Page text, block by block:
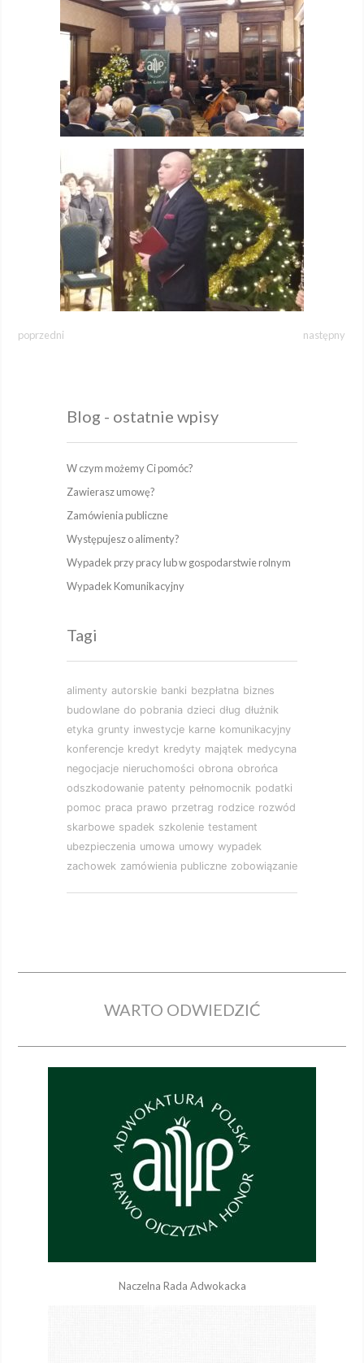
poprzedni następny
Blog - ostatnie wpisy
W czym możemy Ci pomóc?
Zawierasz umowę?
Zamówienia publiczne
Występujesz o alimenty?
Wypadek przy pracy lub w gospodarstwie rolnym
Wypadek Komunikacyjny
Tagi
alimenty autorskie banki bezpłatna biznes
budowlane do pobrania dzieci dług dłużnik
etyka grunty inwestycje karne komunikacyjny
konferencje kredyt kredyty majątek medycyna
negocjacje nieruchomości obrona obrońca
odszkodowanie patenty pełnomocnik podatki
pomoc praca prawo przetrag rodzice rozwód
skarbowe spadek szkolenie testament
ubezpieczenia umowa umowy wypadek
zachowek zamówienia publiczne zobowiązanie
WARTO ODWIEDZIĆ
Naczelna Rada Adwokacka